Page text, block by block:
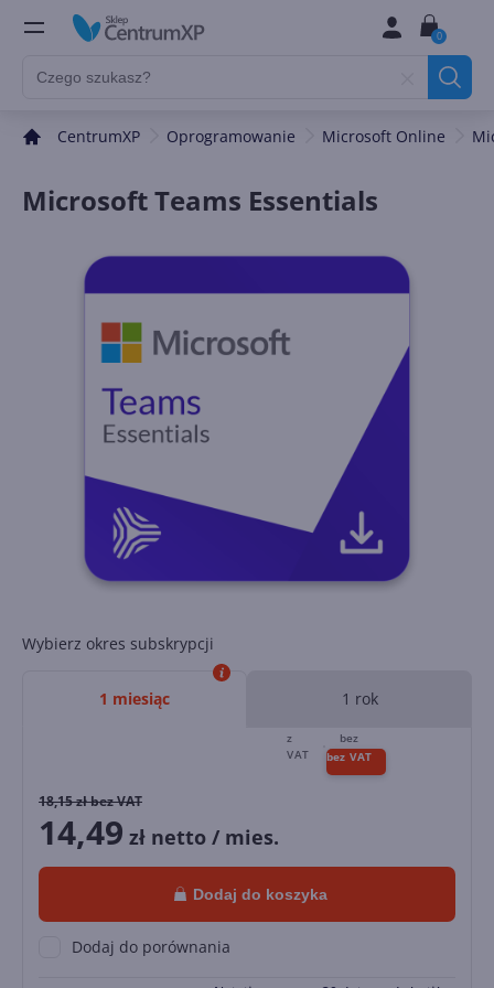
0
CentrumXP Oprogramowanie Microsoft Online
Microsoft Teams Essentials
Wybierz okres subskrypcji
1 miesiąc 1 rok
18,15zł bez VAT
14,49 zł netto / mies.
Dodaj do koszyka
Dodaj do porównania